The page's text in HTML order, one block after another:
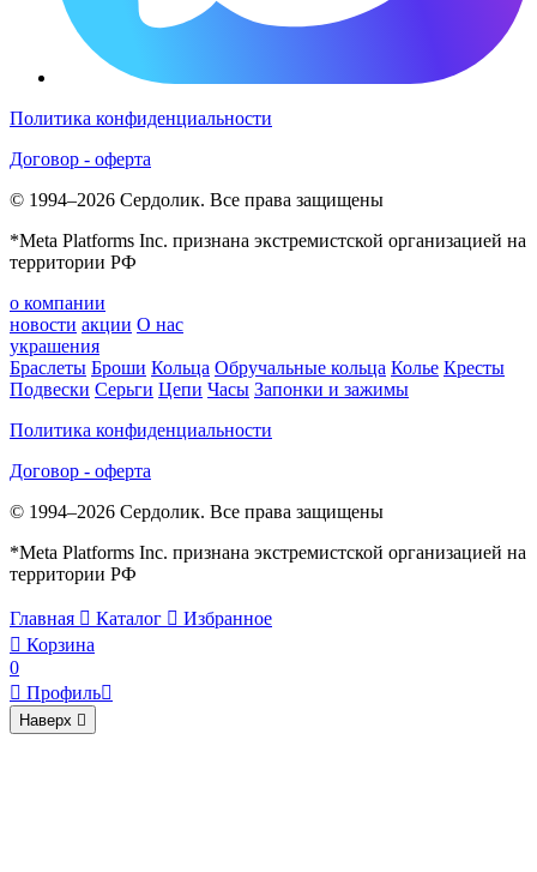
Политика конфиденциальности
Договор - оферта
© 1994–2026 Сердолик. Все права защищены
*Meta Platforms Inc. признана экстремистской организацией на
территории РФ
о компании
новости акции О нас
украшения
Браслеты Броши Кольца Обручальные кольца Колье Кресты
Подвески Серьги Цепи Часы Запонки и зажимы
Политика конфиденциальности
Договор - оферта
© 1994–2026 Сердолик. Все права защищены
*Meta Platforms Inc. признана экстремистской организацией на
территории РФ
Главная  Каталог  Избранное
 Корзина
0
 Профиль
Наверх 